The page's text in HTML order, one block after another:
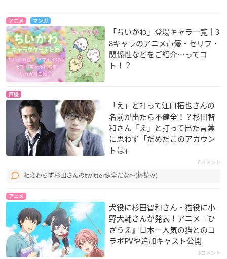
アニメ マンガ
「ちいかわ」登場キャラ一覧｜3
8キャラのアニメ声優・セリフ・
関係性などをご紹介…ってコ
ト！？
声優
「え」と打って江口拓也さんの
名前が出たら不健全！？杉田智
和さん「え」と打って出た言葉
に思わず「だめだこのアカウン
トは」
6コメント
相変わらず杉田さんのtwitter健全だな〜(棒読み)
アニメ
犬役に杉田智和さん・猫役に小
野大輔さんが発表！アニメ『ひ
ざうえ』日本一人気の猫とのコ
ラボPVや追加キャスト公開
3コメント